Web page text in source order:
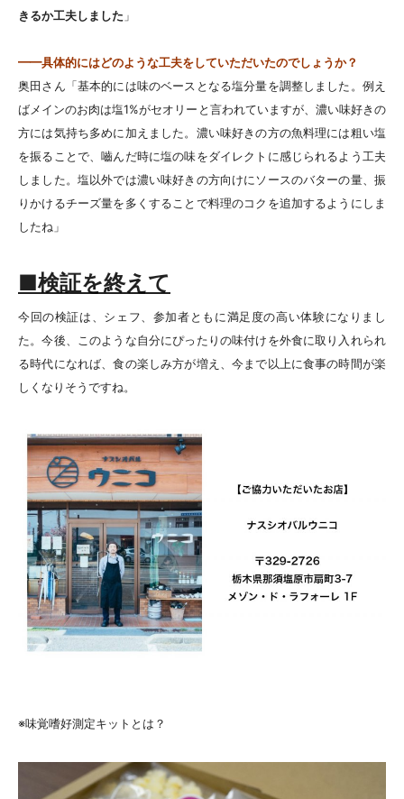
きるか工夫しました 」
━━具体的にはどのような工夫をしていただいたのでしょうか？
奥田さん「基本的には味のベースとなる塩分量を調整しました。例え
ばメインのお肉は塩1%がセオリーと言われていますが、濃い味好きの
方には気持ち多めに加えました。濃い味好きの方の魚料理には粗い塩
を振ることで、嚙んだ時に塩の味をダイレクトに感じられるよう工夫
しました。塩以外では濃い味好きの方向けにソースのバターの量、振
りかけるチーズ量を多くすることで料理のコクを追加するようにしま
したね」
■検証を終えて
今回の検証は、シェフ、参加者ともに満足度の高い体験になりまし
た。今後、このような自分にぴったりの味付けを外食に取り入れられ
る時代になれば、食の楽しみ方が増え、今まで以上に食事の時間が楽
しくなりそうですね。
※味覚嗜好測定キットとは？